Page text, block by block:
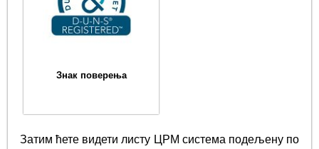
Знак поверења
Затим ћете видети листу ЦРМ система подељену по